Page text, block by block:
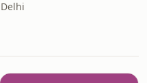
Delhi